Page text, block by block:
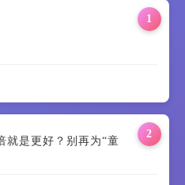
1
2
就是更好？别再为“童